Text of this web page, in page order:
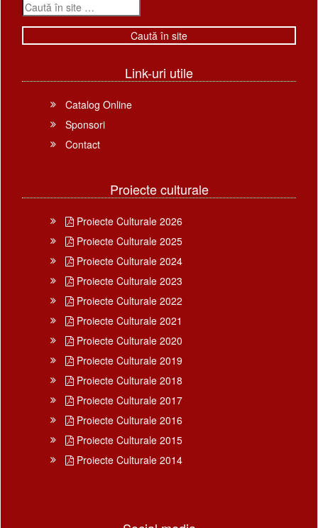
Link-uri utile
Catalog Online
Sponsori
Contact
Proiecte culturale
Proiecte Culturale 2026
Proiecte Culturale 2025
Proiecte Culturale 2024
Proiecte Culturale 2023
Proiecte Culturale 2022
Proiecte Culturale 2021
Proiecte Culturale 2020
Proiecte Culturale 2019
Proiecte Culturale 2018
Proiecte Culturale 2017
Proiecte Culturale 2016
Proiecte Culturale 2015
Proiecte Culturale 2014